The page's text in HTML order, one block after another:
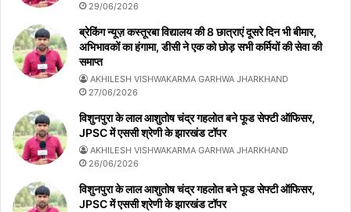
29/06/2026
ब्रेकिंग न्यूज़ कस्तूरबा विद्यालय की 8 छात्राएं दूसरे दिन भी बीमार,
अभिभावकों का हंगामा, डीसी ने एक को छोड़ सभी कर्मियों की सेवा की
समाप्त
AKHILESH VISHWAKARMA GARHWA JHARKHAND
27/06/2026
विशुनपुरा के लाल आशुतोष चंद्र गहलोत बने फूड सेफ्टी ऑफिसर,
JPSC में एससी श्रेणी के झारखंड टॉपर
AKHILESH VISHWAKARMA GARHWA JHARKHAND
26/06/2026
विशुनपुरा के लाल आशुतोष चंद्र गहलोत बने फूड सेफ्टी ऑफिसर,
JPSC में एससी श्रेणी के झारखंड टॉपर